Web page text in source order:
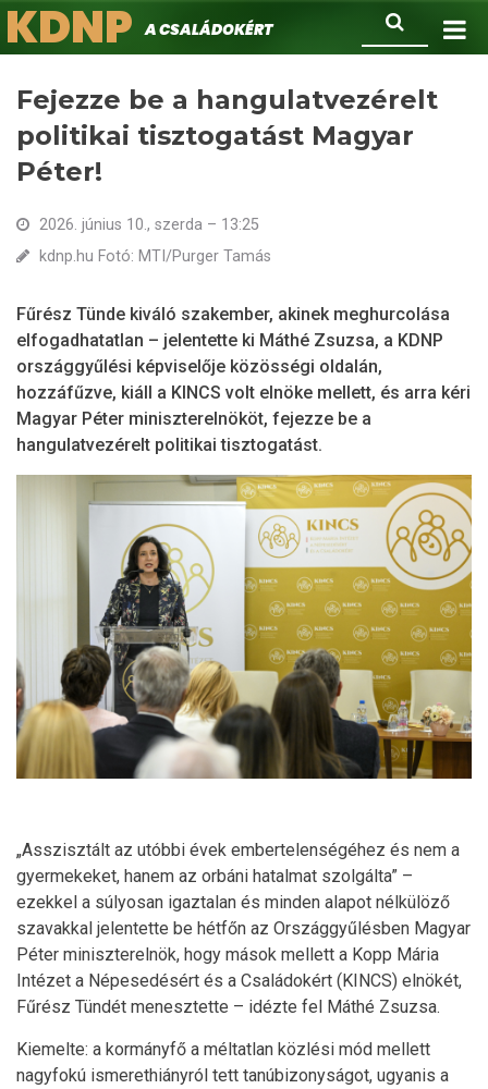
Ugrás
a
Keresés
KDNPA családokért.
Fejezze be a hangulatvezérelt
politikai tisztogatást Magyar
Péter!
2026. június 10., szerda – 13:25
kdnp.hu Fotó: MTI/Purger Tamás
Fűrész Tünde kiváló szakember, akinek meghurcolása
elfogadhatatlan – jelentette ki Máthé Zsuzsa, a KDNP
országgyűlési képviselője közösségi oldalán,
hozzáfűzve, kiáll a KINCS volt elnöke mellett, és arra kéri
Magyar Péter miniszterelnököt, fejezze be a
hangulatvezérelt politikai tisztogatást.
„Asszisztált az utóbbi évek embertelenségéhez és nem a
gyermekeket, hanem az orbáni hatalmat szolgálta” –
ezekkel a súlyosan igaztalan és minden alapot nélkülöző
szavakkal jelentette be hétfőn az Országgyűlésben Magyar
Péter miniszterelnök, hogy mások mellett a Kopp Mária
Intézet a Népesedésért és a Családokért (KINCS) elnökét,
Fűrész Tündét menesztette – idézte fel Máthé Zsuzsa.
Kiemelte: a kormányfő a méltatlan közlési mód mellett
nagyfokú ismerethiányról tett tanúbizonyságot, ugyanis a